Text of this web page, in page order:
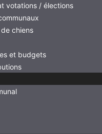
votations / élections
chiens
et budgets